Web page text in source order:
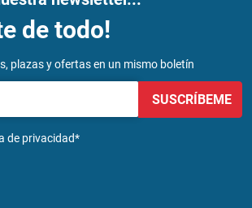
de todo!
plazas y ofertas en un mismo boletín
de privacidad*
SUSCRÍBEME